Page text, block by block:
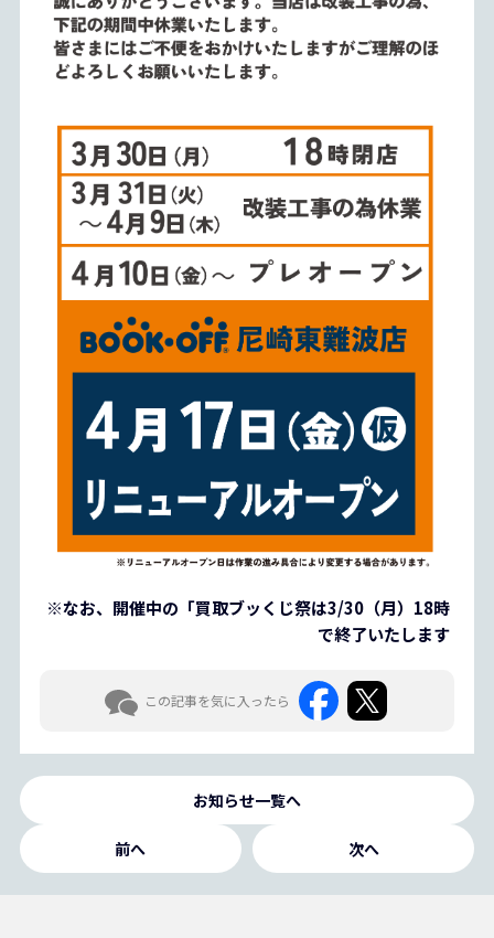
※なお、開催中の「買取ブッくじ祭は3/30（月）18時
で終了いたします
この記事を気に入ったら
お知らせ一覧へ
前へ 次へ